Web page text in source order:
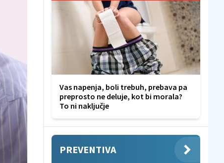
Vas napenja, boli trebuh, prebava pa
preprosto ne deluje, kot bi morala?
To ni naključje
PREVENTIVA